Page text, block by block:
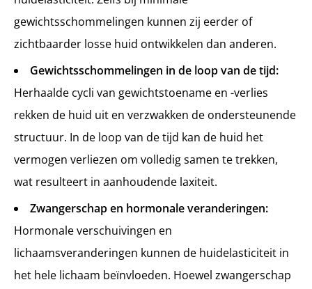
gewichtsschommelingen kunnen zij eerder of
zichtbaarder losse huid ontwikkelen dan anderen.
Gewichtsschommelingen in de loop van de tijd:
Herhaalde cycli van gewichtstoename en -verlies
rekken de huid uit en verzwakken de ondersteunende
structuur. In de loop van de tijd kan de huid het
vermogen verliezen om volledig samen te trekken,
wat resulteert in aanhoudende laxiteit.
Zwangerschap en hormonale veranderingen:
Hormonale verschuivingen en
lichaamsveranderingen kunnen de huidelasticiteit in
het hele lichaam beïnvloeden. Hoewel zwangerschap